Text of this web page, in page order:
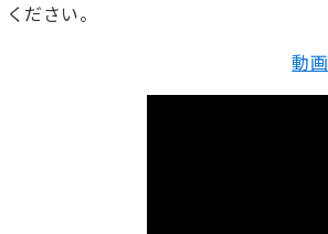
ください。
動画